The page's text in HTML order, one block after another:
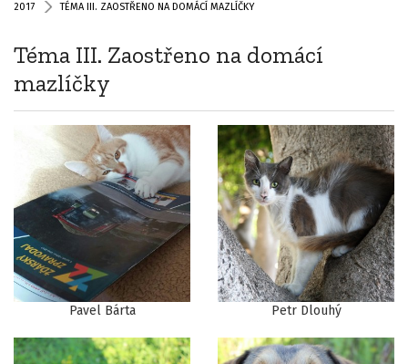
2017
TÉMA III. ZAOSTŘENO NA DOMÁCÍ MAZLÍČKY
Téma III. Zaostřeno na domácí
mazlíčky
Pavel Bárta Petr Dlouhý